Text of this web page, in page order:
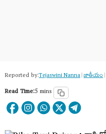
Reported by:Tejaswini Nanna|జాతీయం|
Read Time:5 mins